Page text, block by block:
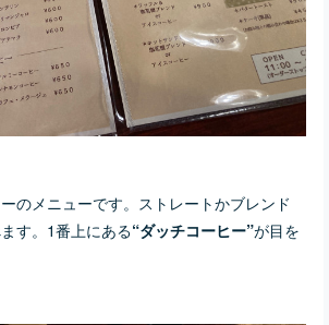
のメニューです。ストレートかブレンド
す。1番上にある“ダッチコーヒー”が目を